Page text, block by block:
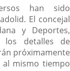
han sido
El concejal
y Deportes,
los detalles de
próximamente
al mismo tiempo